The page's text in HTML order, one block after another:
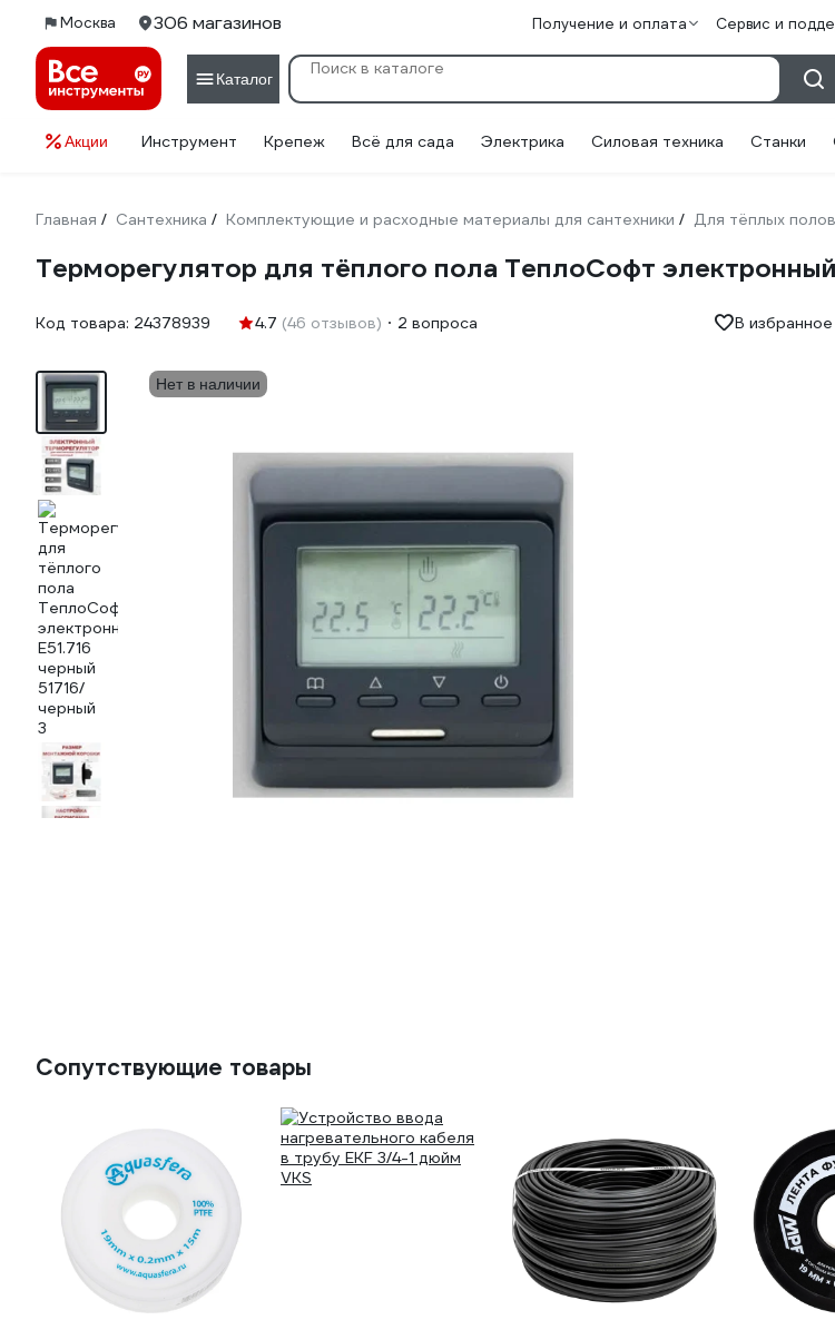
Москва 306 магазинов Получение и оплата Сервис и
Каталог
Акции Инструмент Крепеж Всё для сада Электрика Силовая техника Станки
Главная / Сантехника / Комплектующие и расходные материалы для сантехники / Для тёплых полов
Терморегулятор для тёплого пола ТеплоСофт
Код товара: 24378939 4.7 (46 отзывов) 2 вопроса В избранное
Нет в наличии
Сопутствующие товары